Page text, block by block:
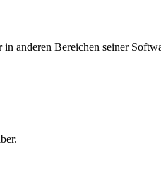
anderen Bereichen seiner